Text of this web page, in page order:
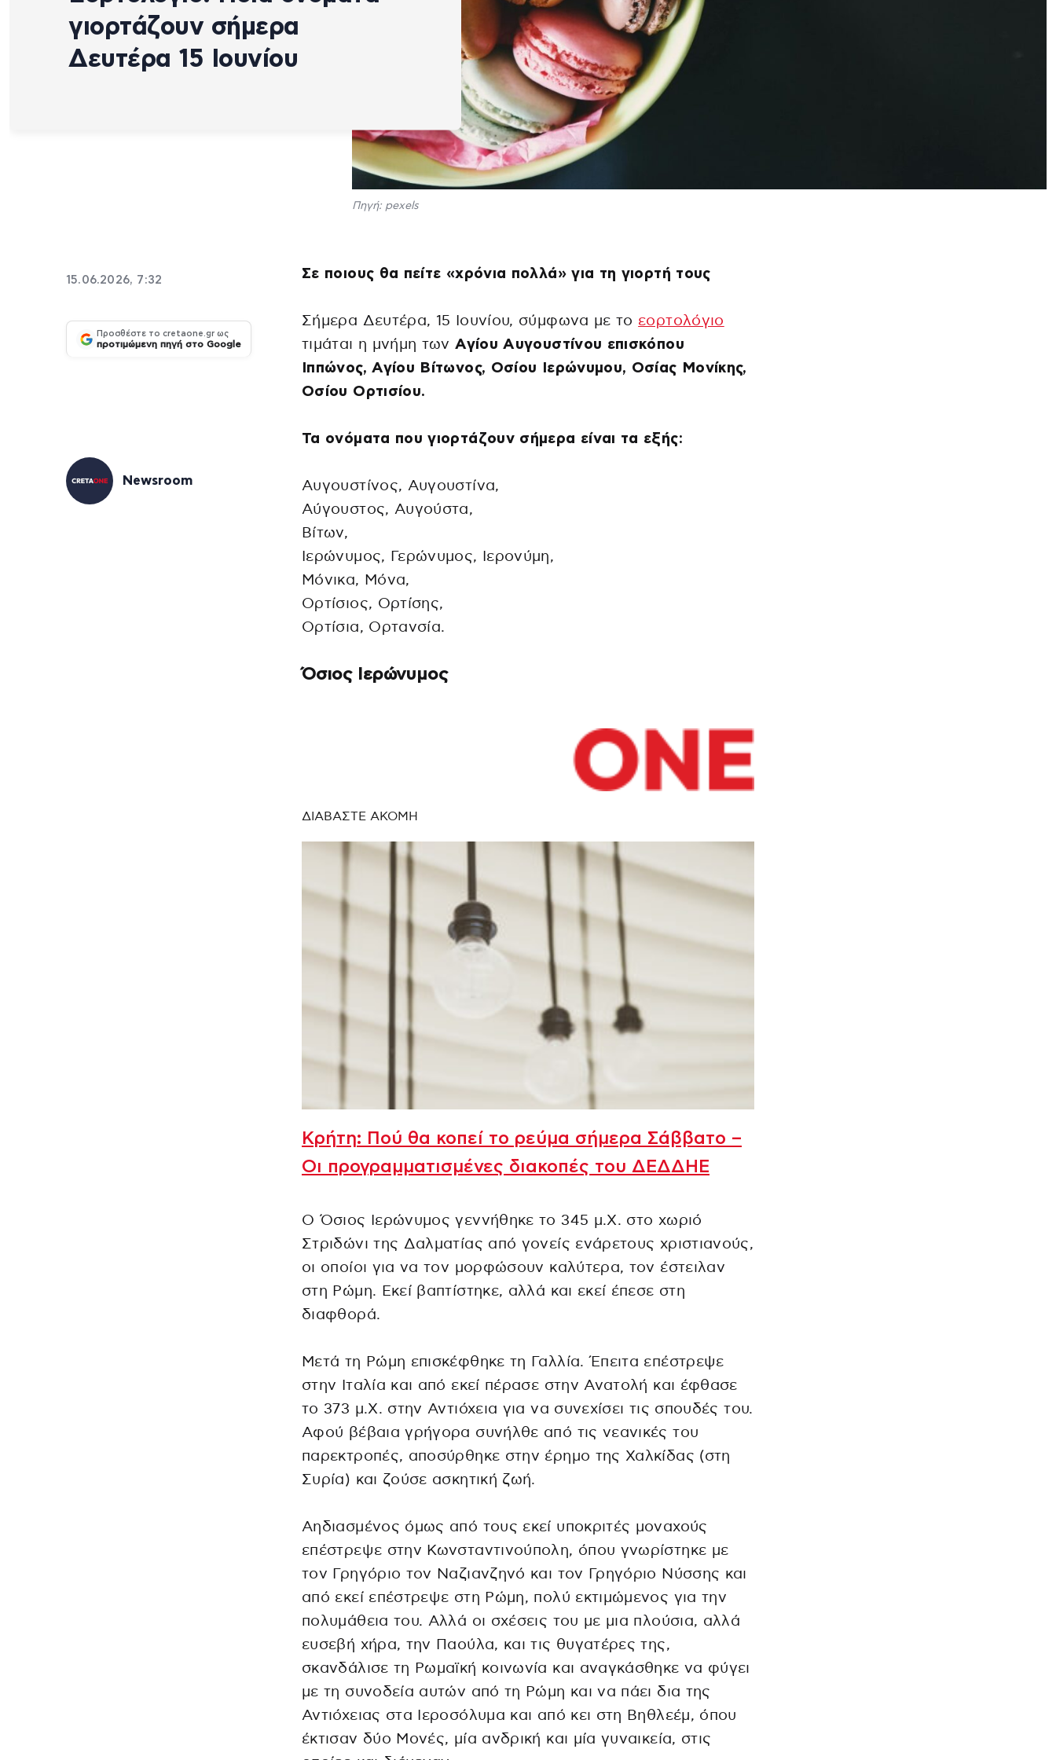
γιορτάζουν σήμερα
Δευτέρα 15 Ιουνίου
Πηγή: pexels
15.06.2026, 7:32
Προσθέστε το cretaone.gr ως
προτιμώμενη πηγή στο Google
Newsroom
Σε ποιους θα πείτε «χρόνια πολλά» για τη γιορτή τους
Σήμερα Δευτέρα, 15 Ιουνίου, σύμφωνα με το εορτολόγιο
τιμάται η μνήμη των Αγίου Αυγουστίνου επισκόπου
Ιππώνος, Αγίου Βίτωνος, Οσίου Ιερώνυμου, Οσίας Μονίκης,
Οσίου Ορτισίου.
Τα ονόματα που γιορτάζουν σήμερα είναι τα εξής:
Αυγουστίνος, Αυγουστίνα,
Αύγουστος, Αυγούστα,
Βίτων,
Ιερώνυμος, Γερώνυμος, Ιερονύμη,
Μόνικα, Μόνα,
Ορτίσιος, Ορτίσης,
Ορτίσια, Ορτανσία.
Όσιος Ιερώνυμος
ΔΙΑΒΑΣΤΕ ΑΚΟΜΗ
Κρήτη: Πού θα κοπεί το ρεύμα σήμερα Σάββατο –
Οι προγραμματισμένες διακοπές του ΔΕΔΔΗΕ
Ο Όσιος Ιερώνυμος γεννήθηκε το 345 μ.Χ. στο χωριό
Στριδώνι της Δαλματίας από γονείς ενάρετους χριστιανούς,
οι οποίοι για να τον μορφώσουν καλύτερα, τον έστειλαν
στη Ρώμη. Εκεί βαπτίστηκε, αλλά και εκεί έπεσε στη
διαφθορά.
Μετά τη Ρώμη επισκέφθηκε τη Γαλλία. Έπειτα επέστρεψε
στην Ιταλία και από εκεί πέρασε στην Ανατολή και έφθασε
το 373 μ.Χ. στην Αντιόχεια για να συνεχίσει τις σπουδές του.
Αφού βέβαια γρήγορα συνήλθε από τις νεανικές του
παρεκτροπές, αποσύρθηκε στην έρημο της Χαλκίδας (στη
Συρία) και ζούσε ασκητική ζωή.
Αηδιασμένος όμως από τους εκεί υποκριτές μοναχούς
επέστρεψε στην Κωνσταντινούπολη, όπου γνωρίστηκε με
τον Γρηγόριο τον Ναζιανζηνό και τον Γρηγόριο Νύσσης και
από εκεί επέστρεψε στη Ρώμη, πολύ εκτιμώμενος για την
πολυμάθεια του. Αλλά οι σχέσεις του με μια πλούσια, αλλά
ευσεβή χήρα, την Παούλα, και τις θυγατέρες της,
σκανδάλισε τη Ρωμαϊκή κοινωνία και αναγκάσθηκε να φύγει
με τη συνοδεία αυτών από τη Ρώμη και να πάει δια της
Αντιόχειας στα Ιεροσόλυμα και από κει στη Βηθλεέμ, όπου
έκτισαν δύο Μονές, μία ανδρική και μία γυναικεία, στις